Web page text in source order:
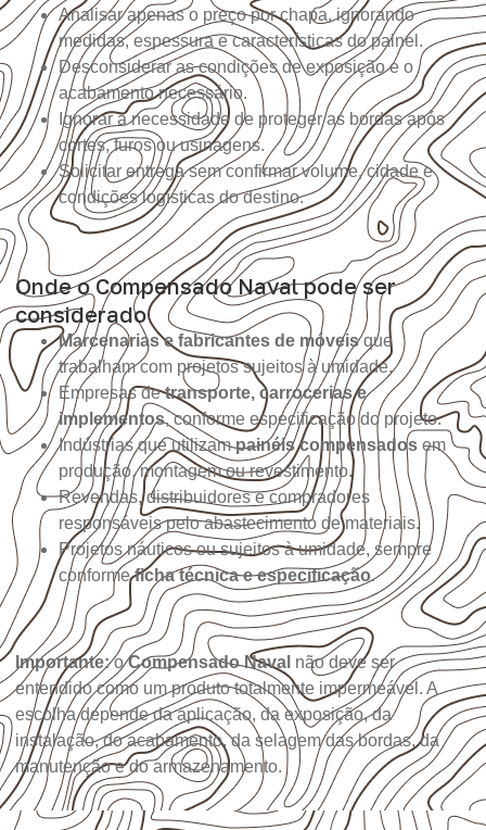
Analisar apenas o preço por chapa, ignorando
medidas, espessura e características do painel.
Desconsiderar as condições de exposição e o
acabamento necessário.
Ignorar a necessidade de proteger as bordas após
cortes, furos ou usinagens.
Solicitar entrega sem confirmar volume, cidade e
condições logísticas do destino.
Onde o Compensado Naval pode ser
considerado
Marcenarias e fabricantes de móveisque
trabalham com projetos sujeitos à umidade.
Empresas detransporte, carrocerias e
implementos, conforme especificação do projeto.
Indústrias que utilizampainéis compensados em
produção, montagem ou revestimento.
Revendas, distribuidores e compradores
responsáveis pelo abastecimento de materiais.
Projetos náuticos ou sujeitos à umidade, sempre
conformeficha técnica e especificação.
Importante:oCompensado Naval não deve ser
entendido como um produto totalmente impermeável. A
escolha depende da aplicação, da exposição, da
instalação, do acabamento, da selagem das bordas, da
manutenção e do armazenamento.